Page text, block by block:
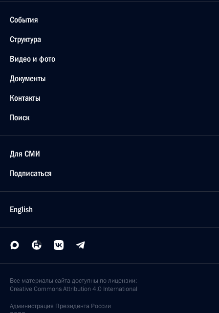
События
Структура
Видео и фото
Документы
Контакты
Поиск
Для СМИ
Подписаться
English
Все материалы сайта доступны по лицензии:
Creative Commons Attribution 4.0 International
Администрация Президента России